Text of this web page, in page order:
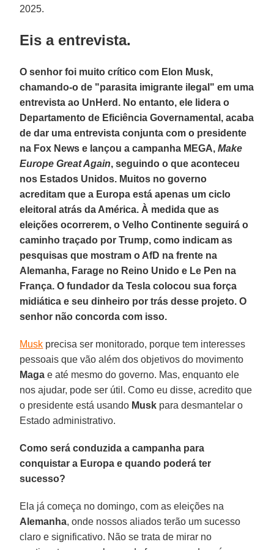
2025.
Eis a entrevista.
O senhor foi muito crítico com Elon Musk,
chamando-o de "parasita imigrante ilegal" em uma
entrevista ao UnHerd. No entanto, ele lidera o
Departamento de Eficiência Governamental, acaba
de dar uma entrevista conjunta com o presidente
na Fox News e lançou a campanha MEGA,Make
Europe Great Again, seguindo o que aconteceu
nos Estados Unidos. Muitos no governo
acreditam que a Europa está apenas um ciclo
eleitoral atrás da América. À medida que as
eleições ocorrerem, o Velho Continente seguirá o
caminho traçado por Trump, como indicam as
pesquisas que mostram o AfD na frente na
Alemanha, Farage no Reino Unido e Le Pen na
França. O fundador da Tesla colocou sua força
midiática e seu dinheiro por trás desse projeto. O
senhor não concorda com isso.
Musk precisa ser monitorado, porque tem interesses
pessoais que vão além dos objetivos do movimento
Maga e até mesmo do governo. Mas, enquanto ele
nos ajudar, pode ser útil. Como eu disse, acredito que
o presidente está usando Musk para desmantelar o
Estado administrativo.
Como será conduzida a campanha para
conquistar a Europa e quando poderá ter
sucesso?
Ela já começa no domingo, com as eleições na
Alemanha, onde nossos aliados terão um sucesso
claro e significativo. Não se trata de mirar no